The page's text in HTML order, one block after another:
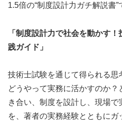
1.5倍の“制度設計力ガチ解説書”
「制度設計力で社会を動かす
践ガイド」
技術士試験を通じて得られる思
どうやって実務に活かすのか？
き合い、制度を設計し、現場
を、著者の実務経験とともにガ